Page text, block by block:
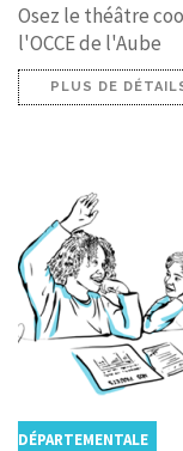
Osez le théâtre
l'OCCE de l'Aube
PLUS DE
DÉPARTEMENTALE